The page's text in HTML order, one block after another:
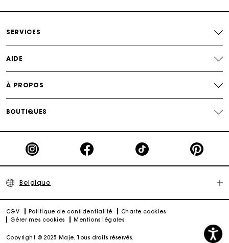
Echanges & Retours offerts
Carte Cadeau Maje : la meilleure façon d'offrir le
SERVICES
AIDE
À PROPOS
BOUTIQUES
Belgique
CGV Politique de confidentialité
Charte cookies
Gérer mes cookies
Mentions légales
Copyright © 2025 Maje. Tous droits réservés.